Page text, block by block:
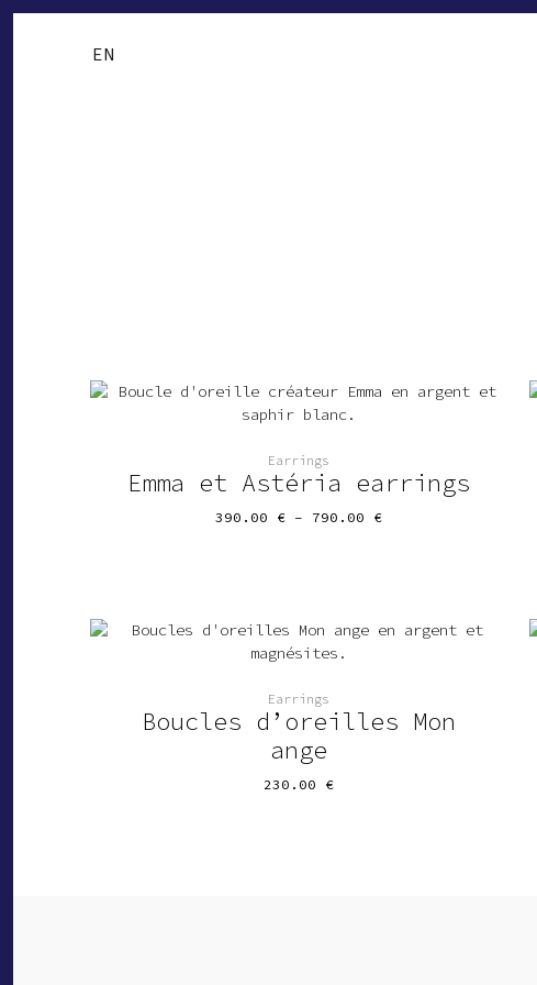
Aller
EN
Earrings
Emma et Astéria earrings
390.00 € – 790.00 €Price
Earrings
Boucles d’oreilles Mon
ange
230.00 €